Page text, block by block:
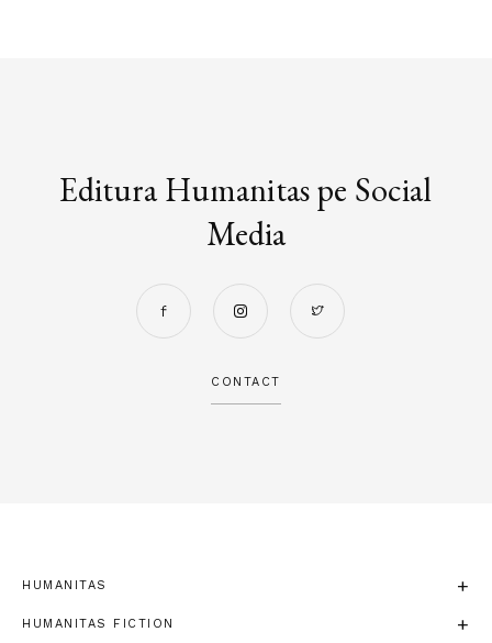
Editura Humanitas pe Social
Media
CONTACT
HUMANITAS
HUMANITAS FICTION